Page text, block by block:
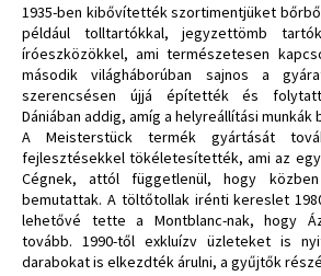
1935-ben kibővítették szortimentjüket
például tolltartókkal, jegyzettömb
íróeszközökkel, ami természetesen
második világháborúban sajnos a
szerencsésen újjá építették és
Dániában addig, amíg a helyreállítási
A Meisterstück termék gyártását
fejlesztésekkel tökéletesítették, ami az
Cégnek, attól függetlenül, hogy
bemutattak. A töltőtollak irénti kereslet
lehetővé tette a Montblanc-nak, hogy
tovább. 1990-től exkluízv üzleteket is
darabokat is elkezdték árulni, a gyűjtők